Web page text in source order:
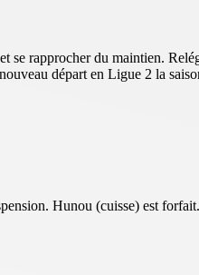
rapprocher du maintien.
départ en Ligue 2 la
Hunou (cuisse) est forfait.